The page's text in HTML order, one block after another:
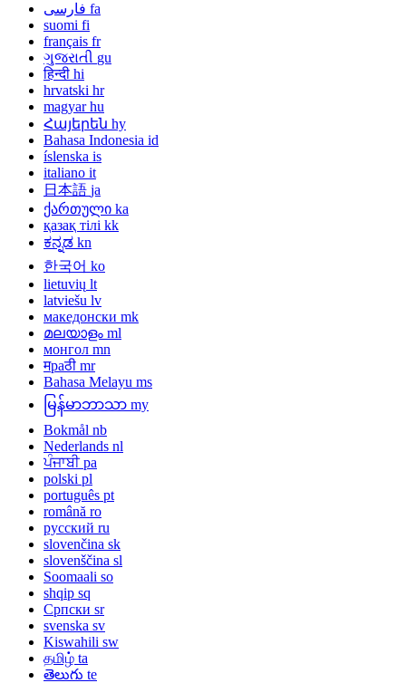
فارسی fa
suomi fi
français fr
ગુજરાતી gu
हिन्दी hi
hrvatski hr
magyar hu
Հայերեն hy
Bahasa Indonesia id
íslenska is
italiano it
日本語 ja
ქართული ka
қазақ тілі kk
ಕನ್ನಡ kn
한국어 ko
lietuvių lt
latviešu lv
македонски mk
മലയാളം ml
монгол mn
मраठी mr
Bahasa Melayu ms
မြန်မာဘာသာ my
Bokmål nb
Nederlands nl
ਪੰਜਾਬੀ pa
polski pl
português pt
română ro
русский ru
slovenčina sk
slovenščina sl
Soomaali so
shqip sq
Српски sr
svenska sv
Kiswahili sw
தமிழ் ta
తెలుగు te